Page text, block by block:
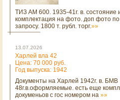
ТИЗ АМ 600. 1935-41г. в. состояние
комплектация на фото. доп фото по
запросу. 1800 т. рубл. торг.»»
13.07.2026
Харлей вла 42
Цена: 70 000 руб.
Год выпуска: 1942
Документы на Харлей 1942г. в. БМВ
48г.в.оформляемые. есть еще
докуменьов с гос номером на »»